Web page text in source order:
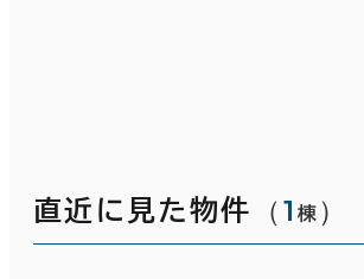
直近に見た物件 （1 棟 ）